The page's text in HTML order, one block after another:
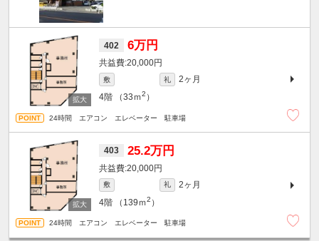
402 6万円
20,000円
敷 礼
2ヶ月
4階
（33ｍ2 ）
24時間 エアコン エレベーター 駐車場
403 25.2万円
20,000円
敷 礼
2ヶ月
4階
（139ｍ2 ）
24時間 エアコン エレベーター 駐車場